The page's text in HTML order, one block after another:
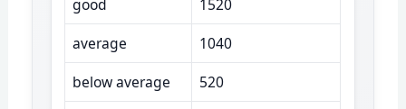
good
1520
average
1040
below average
520